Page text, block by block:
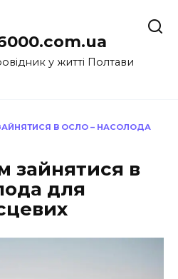
у житті Полтави
В ОСЛО – НАСОЛОДА
зайнятися в
для